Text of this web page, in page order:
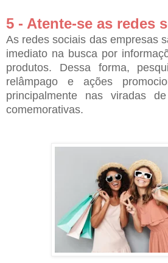
5 - Atente-se as redes
As redes sociais das empresas
imediato na busca por
produtos. Dessa forma,
relâmpago e ações
principalmente nas viradas
comemorativas.